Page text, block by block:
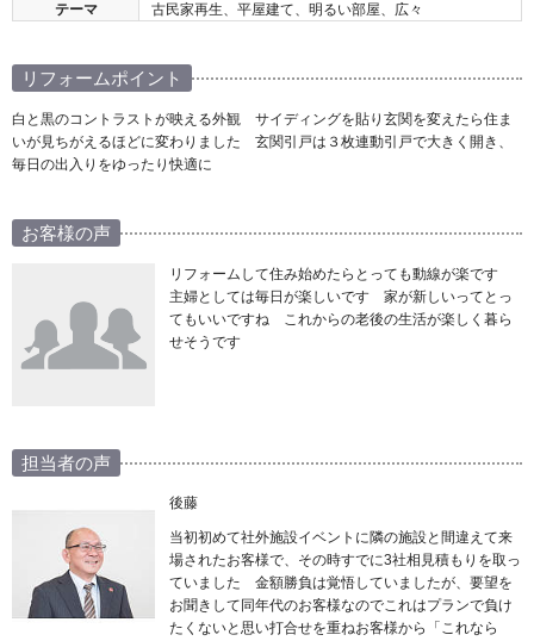
テーマ
古民家再生、平屋建て、明るい部屋、広々
リフォームポイント
白と黒のコントラストが映える外観 サイディングを貼り玄関を変えたら住ま
いが見ちがえるほどに変わりました 玄関引戸は３枚連動引戸で大きく開き、
毎日の出入りをゆったり快適に
お客様の声
リフォームして住み始めたらとっても動線が楽です
主婦としては毎日が楽しいです 家が新しいってとっ
てもいいですね これからの老後の生活が楽しく暮ら
せそうです
担当者の声
後藤
当初初めて社外施設イベントに隣の施設と間違えて来
場されたお客様で、その時すでに3社相見積もりを取っ
ていました 金額勝負は覚悟していましたが、要望を
お聞きして同年代のお客様なのでこれはプランで負け
たくないと思い打合せを重ねお客様から「これなら